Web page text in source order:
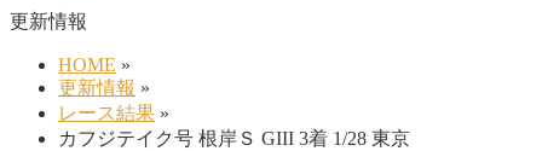
更新情報
HOME »
更新情報 »
レース結果 »
カフジテイク号 根岸Ｓ GIII 3着 1/28 東京